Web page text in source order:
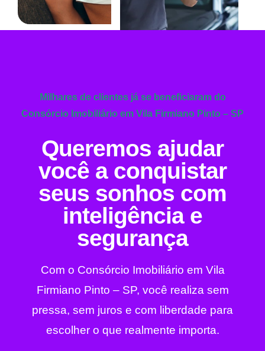
Milhares de clientes já se beneficiaram do
Consórcio Imobiliário em Vila Firmiano Pinto – SP
Queremos ajudar
você a conquistar
seus sonhos com
inteligência e
segurança
Com o Consórcio Imobiliário em Vila
Firmiano Pinto – SP, você realiza sem
pressa, sem juros e com liberdade para
escolher o que realmente importa.